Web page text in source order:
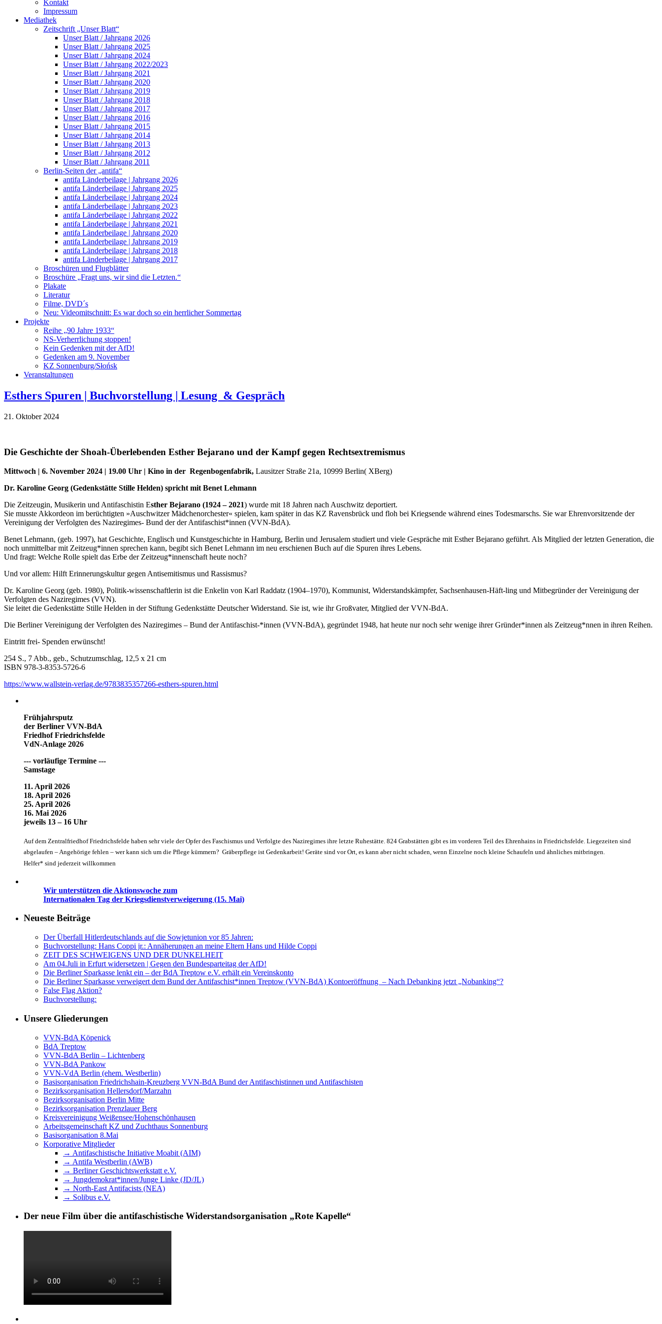
Kontakt
Impressum
Mediathek
Zeitschrift „Unser Blatt“
Unser Blatt / Jahrgang 2026
Unser Blatt / Jahrgang 2025
Unser Blatt / Jahrgang 2024
Unser Blatt / Jahrgang 2022/2023
Unser Blatt / Jahrgang 2021
Unser Blatt / Jahrgang 2020
Unser Blatt / Jahrgang 2019
Unser Blatt / Jahrgang 2018
Unser Blatt / Jahrgang 2017
Unser Blatt / Jahrgang 2016
Unser Blatt / Jahrgang 2015
Unser Blatt / Jahrgang 2014
Unser Blatt / Jahrgang 2013
Unser Blatt / Jahrgang 2012
Unser Blatt / Jahrgang 2011
Berlin-Seiten der „antifa“
antifa Länderbeilage | Jahrgang 2026
antifa Länderbeilage | Jahrgang 2025
antifa Länderbeilage | Jahrgang 2024
antifa Länderbeilage | Jahrgang 2023
antifa Länderbeilage | Jahrgang 2022
antifa Länderbeilage | Jahrgang 2021
antifa Länderbeilage | Jahrgang 2020
antifa Länderbeilage | Jahrgang 2019
antifa Länderbeilage | Jahrgang 2018
antifa Länderbeilage | Jahrgang 2017
Broschüren und Flugblätter
Broschüre „Fragt uns, wir sind die Letzten.“
Plakate
Literatur
Filme, DVD´s
Neu: Videomitschnitt: Es war doch so ein herrlicher Sommertag
Projekte
Reihe „90 Jahre 1933“
NS-Verherrlichung stoppen!
Kein Gedenken mit der AfD!
Gedenken am 9. November
KZ Sonnenburg/Słońsk
Veranstaltungen
Esthers Spuren | Buchvorstellung | Lesung & Gespräch
21. Oktober 2024
Die Geschichte der Shoah-Überlebenden Esther Bejarano und der Kampf gegen Rechtsextremismus
Mittwoch | 6. November 2024 | 19.00 Uhr | Kino in der Regenbogenfabrik, Lausitzer Straße 21a, 10999 Berlin( XBerg)
Dr. Karoline Georg (Gedenkstätte Stille Helden) spricht mit Benet Lehmann
Die Zeitzeugin, Musikerin und Antifaschistin Esther Bejarano (1924 – 2021) wurde mit 18 Jahren nach Auschwitz deportiert.
Sie musste Akkordeon im berüchtigten »Auschwitzer Mädchenorchester« spielen, kam später in das KZ Ravensbrück und floh bei Kriegsende während eines Todesmarschs. Sie war Ehrenvorsitzende der
Vereinigung der Verfolgten des Naziregimes- Bund der der Antifaschist*innen (VVN-BdA).
Benet Lehmann, (geb. 1997), hat Geschichte, Englisch und Kunstgeschichte in Hamburg, Berlin und Jerusalem studiert und viele Gespräche mit Esther Bejarano geführt. Als Mitglied der letzten Generation, die
noch unmittelbar mit Zeitzeug*innen sprechen kann, begibt sich Benet Lehmann im neu erschienen Buch auf die Spuren ihres Lebens.
Und fragt: Welche Rolle spielt das Erbe der Zeitzeug*innenschaft heute noch?
Und vor allem: Hilft Erinnerungskultur gegen Antisemitismus und Rassismus?
Dr. Karoline Georg (geb. 1980), Politik-wissenschaftlerin ist die Enkelin von Karl Raddatz (1904–1970), Kommunist, Widerstandskämpfer, Sachsenhausen-Häft-ling und Mitbegründer der Vereinigung der
Verfolgten des Naziregimes (VVN).
Sie leitet die Gedenkstätte Stille Helden in der Stiftung Gedenkstätte Deutscher Widerstand. Sie ist, wie ihr Großvater, Mitglied der VVN-BdA.
Die Berliner Vereinigung der Verfolgten des Naziregimes – Bund der Antifaschist-*innen (VVN-BdA), gegründet 1948, hat heute nur noch sehr wenige ihrer Gründer*innen als Zeitzeug*nnen in ihren Reihen.
Eintritt frei- Spenden erwünscht!
254 S., 7 Abb., geb., Schutzumschlag, 12,5 x 21 cm
ISBN 978-3-8353-5726-6
https://www.wallstein-verlag.de/9783835357266-esthers-spuren.html
Frühjahrsputz
der Berliner VVN-BdA
Friedhof Friedrichsfelde
VdN-Anlage 2026
--- vorläufige Termine ---
Samstage
11. April 2026
18. April 2026
25. April 2026
16. Mai 2026
jeweils 13 – 16 Uhr
Auf dem Zentralfriedhof Friedrichsfelde haben sehr viele der Opfer des Faschismus und Verfolgte des Naziregimes ihre letzte Ruhestätte. 824 Grabstätten gibt es im vorderen Teil des Ehrenhains in Friedrichsfelde. Liegezeiten sind
abgelaufen – Angehörige fehlen – wer kann sich um die Pflege kümmern? Gräberpflege ist Gedenkarbeit! Geräte sind vor Ort, es kann aber nicht schaden, wenn Einzelne noch kleine Schaufeln und ähnliches mitbringen.
Helfer* sind jederzeit willkommen
Wir unterstützen die Aktionswoche zum
Internationalen Tag der Kriegsdienstverweigerung (15. Mai)
Neueste Beiträge
Der Überfall Hitlerdeutschlands auf die Sowjetunion vor 85 Jahren:
Buchvorstellung: Hans Coppi jr.: Annäherungen an meine Eltern Hans und Hilde Coppi
ZEIT DES SCHWEIGENS UND DER DUNKELHEIT
Am 04.Juli in Erfurt widersetzen | Gegen den Bundesparteitag der AfD!
Die Berliner Sparkasse lenkt ein – der BdA Treptow e.V. erhält ein Vereinskonto
Die Berliner Sparkasse verweigert dem Bund der Antifaschist*innen Treptow (VVN-BdA) Kontoeröffnung – Nach Debanking jetzt „Nobanking“?
False Flag Aktion?
Buchvorstellung:
Unsere Gliederungen
VVN-BdA Köpenick
BdA Treptow
VVN-BdA Berlin – Lichtenberg
VVN-BdA Pankow
VVN-VdA Berlin (ehem. Westberlin)
Basisorganisation Friedrichshain-Kreuzberg VVN-BdA Bund der Antifaschistinnen und Antifaschisten
Bezirksorganisation Hellersdorf/Marzahn
Bezirksorganisation Berlin Mitte
Bezirksorganisation Prenzlauer Berg
Kreisvereinigung Weißensee/Hohenschönhausen
Arbeitsgemeinschaft KZ und Zuchthaus Sonnenburg
Basisorganisation 8.Mai
Korporative Mitglieder
→ Antifaschistische Initiative Moabit (AIM)
→ Antifa Westberlin (AWB)
→ Berliner Geschichtswerkstatt e.V.
→ Jungdemokrat*innen/Junge Linke (JD/JL)
→ North-East Antifacists (NEA)
→ Solibus e.V.
Der neue Film über die antifaschistische Widerstandsorganisation „Rote Kapelle“